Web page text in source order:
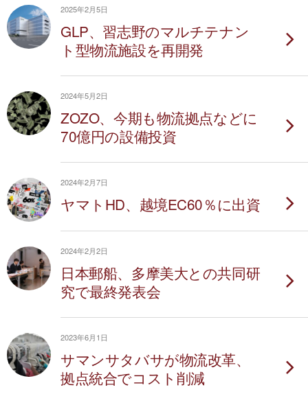
2025年2月5日
GLP、習志野のマルチテナン
ト型物流施設を再開発
2024年5月2日
ZOZO、今期も物流拠点などに
70億円の設備投資
2024年2月7日
ヤマトHD、越境EC60％に出資
2024年2月2日
日本郵船、多摩美大との共同研
究で最終発表会
2023年6月1日
サマンサタバサが物流改革、
拠点統合でコスト削減